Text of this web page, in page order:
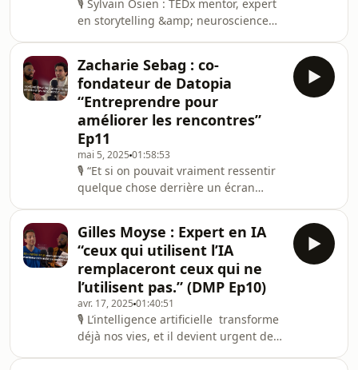
🎙 Sylvain Osien : TEDx mentor, expert
en storytelling &amp; neuroscience
épisode percutant, Sylvain Osien
partage un parcours étonnant : des
neurosciences à la scène (backstage)
TEDx, il nous explique comment notre
cerveau réagit à la prise de parole,
pourquoi les introvertis ont un vrai
avantage… et comment pitcher avec
Zacharie Sebag : co-
fondateur de Datopia
“Entreprendre pour
améliorer les rencontres”
Ep11
mai 5, 2025 01:58:53
🎙️ “Et si on pouvait vraiment ressentir
quelque chose derrière un écran
nouvel épisode de Dis-m’en plus
(DMP).Zacharie a lancé une appli qui
facilite les rencontres amoureuses ou
amicales en misant sur l’émotion, le
respect et l’authenticité.Pas de
surenchère, pas de pression.Oui, c’est
une appli de dating.Mais pas comme
les autres.C
Gilles Moyse : Expert en IA
“ceux qui utilisent l’IA
remplaceront ceux qui ne
l’utilisent pas.” (DMP Ep10)
avr. 17, 2025 01:40:51
🎙️ L’intelligence artificielle transforme
déjà nos vies, et il devient urgent de